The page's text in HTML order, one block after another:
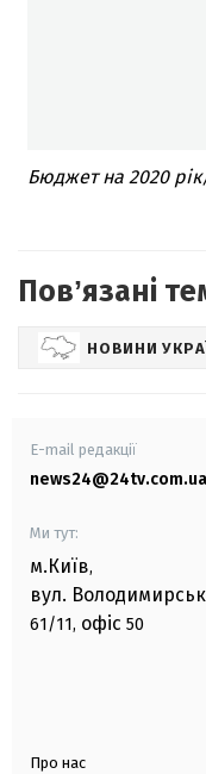
Бюджет на 2020
Повʼязані
НОВИНИ
E-mail редакції
news24@24tv.com.ua
Ми тут:
м.Київ,
вул.
61/11, офіс 50
Про нас